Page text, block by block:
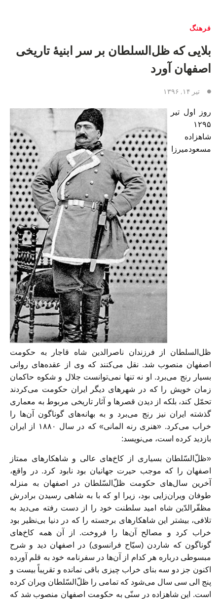
فرهنگ
بلایی که‌ ظل‌السلطان‌ بر‌ سر ابنیه‌ٔ تاریخی
اصفهان‌ آورد
تیر ۱۴, ۱۳۹۶
روز اول تیر
۱۲۹۵
شاهزاده
مسعودمیرزا
ظل‌السلطان از فرزندان ناصرالدین شاه قاجار به حکومت
اصفهان منصوب شد. نقل می‌کنند که وی از عقده‌های روانی
بسیار رنج می‌برد. او نه تنها نمی‌توانست جلال و شکوه حاکمان
زمان خویش را که در شهرهای دیگر ایران حکومت می‌کردند
تحمّل کند، بلکه از دیدن قصر‌ها و آثار تاریخی مربوط به معماری
گذشته ایران نیز رنج می‌برد و به بهانه‌های گوناگون آن‌ها را
خراب می‌کرد. «هنری رنه‌ المانی» که در سال ۱۸۸۰ از ایران
بازدید کرده است، می‌نویسد:
«ظلّ‌السّلطان بسیاری از کاخ‌های عالی و شاهکارهای ممتاز
اصفهان را که موجب حیرت جهانیان بود نابود کرد. در واقع،
آخرین سال‌های حکومت ظلّ‌السّلطان در اصفهان به منزله
طوفان ویران‌زایی بود، زیرا او که با به شاهی رسیدن برادرش
مظفّرالدّین شاه امید سلطنت خود را از دست رفته می‌دید به
تلافی، بیشتر این شاهکارهای برجسته را که در دنیا بی‌نظیر بود
خراب کرد و مصالح آن‌ها را فروخت. از آن همه کاخ‌های
گوناگون که شاردن (سیّاح فرانسوی) در اصفهان دید و شرح
مبسوطی درباره هر کدام از آن‌ها در سفرنامه خود به قلم آورده
اکنون جز دو سه بنای خراب چیزی باقی نمانده و تقریباً بیست و
پنج الی سی سال می‌شود که تمامی را ظلّ‌السّلطان ویران کرده
است. این شاهزاده در سنّی به حکومت اصفهان منصوب شد که